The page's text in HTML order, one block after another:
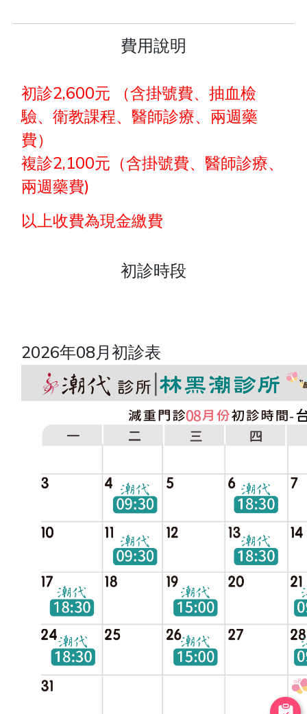
費用說明
初診2,600元 （含掛號費、抽血檢
驗、衛教課程、醫師診療、兩週藥
費）
複診2,100元（含掛號費、醫師診療、
兩週藥費)
以上收費為現金繳費
初診時段
2026年08月初診表